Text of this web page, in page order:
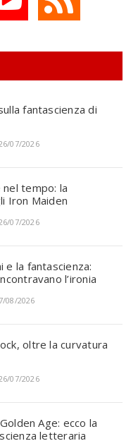
fantascienza di
07/2026
tempo: la
Iron Maiden
07/2026
e la fantascienza:
l’ironia
7/08/2026
oltre la curvatura
07/2026
Age: ecco la
letteraria